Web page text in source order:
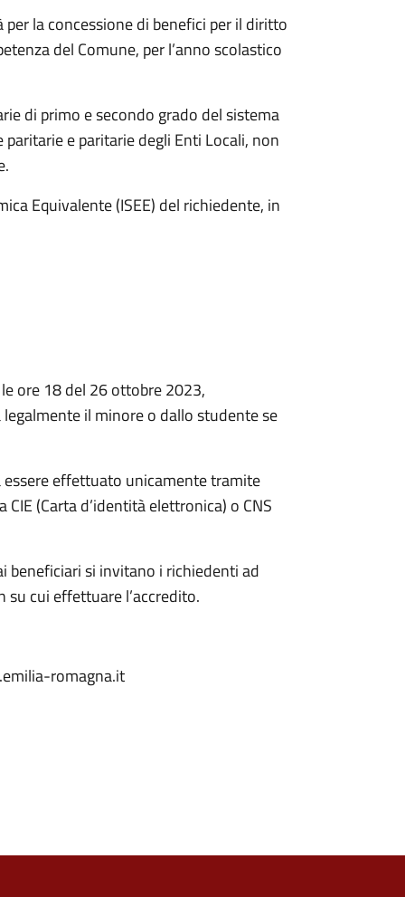
la concessione di benefici per il diritto
del Comune, per l’anno scolastico
di primo e secondo grado del sistema
e paritarie degli Enti Locali, non
Equivalente (ISEE) del richiedente, in
ore 18 del 26 ottobre 2023,
il minore o dallo studente se
essere effettuato unicamente tramite
(Carta d’identità elettronica) o CNS
beneficiari si invitano i richiedenti ad
cui effettuare l’accredito.
romagna.it